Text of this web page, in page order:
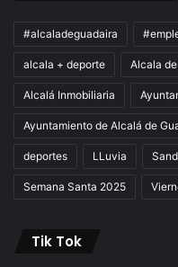
#alcaladeguadaira
alcala + deporte Alcala
Alcalá Inmobiliaria
Ayuntamiento de Alcalá de
deportes LLuvia
Semana Santa 2025
Tik Tok